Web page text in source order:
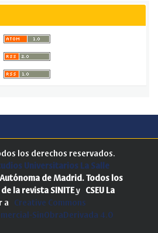
los derechos reservados.
Universitarios La Salle
de Madrid. Todos los
la revista SINITEy CSEU La
a Creative Commons
SinObraDerivada 4.0